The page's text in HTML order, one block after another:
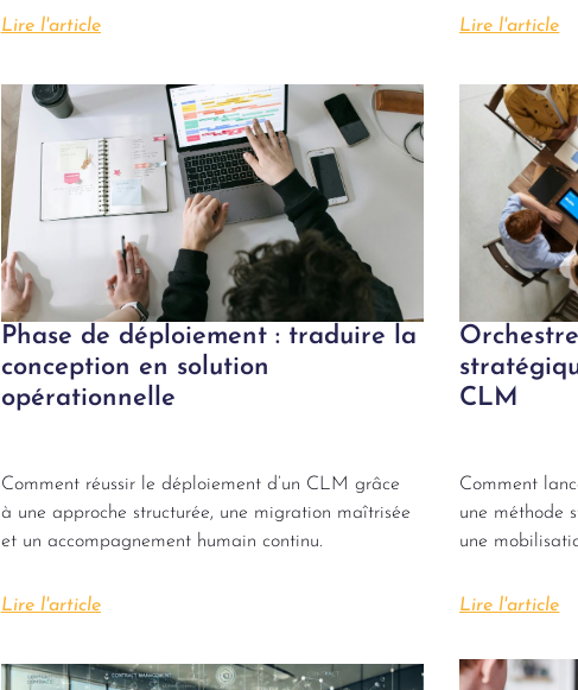
Lire l'article Lire l'article
Phase de déploiement : traduire la
conception en solution
opérationnelle
Comment réussir le déploiement d’un CLM grâce
à une approche structurée, une migration maîtrisée
et un accompagnement humain continu.
Lire l'article
CLM
Comment
une méthode
une
Lire l'article